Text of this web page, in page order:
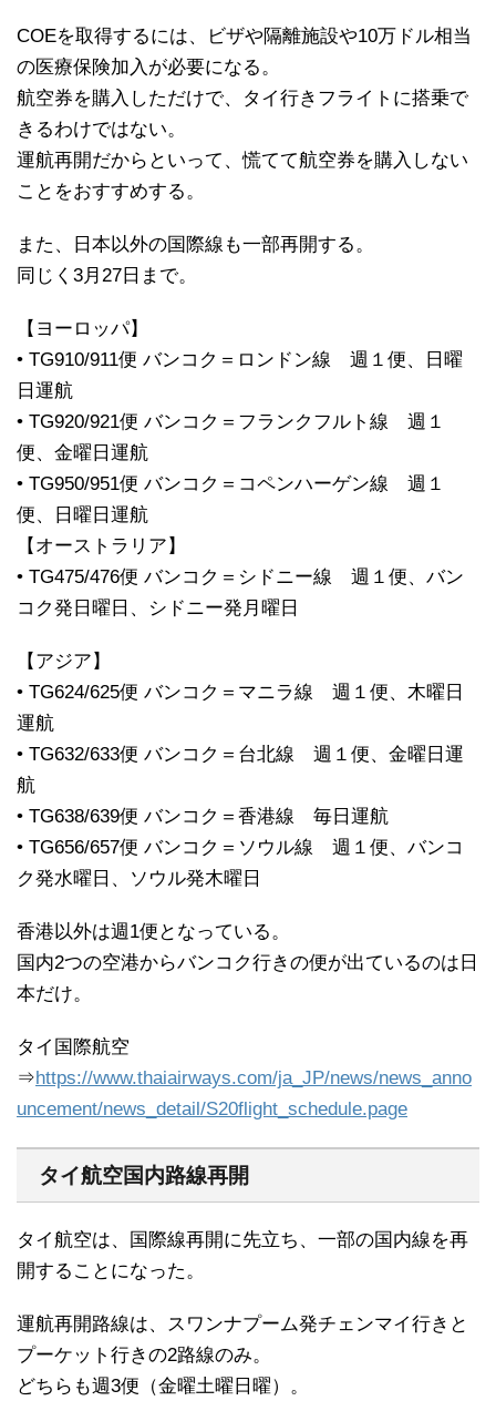
COEを取得するには、ビザや隔離施設や10万ドル相当
の医療保険加入が必要になる。
航空券を購入しただけで、タイ行きフライトに搭乗で
きるわけではない。
運航再開だからといって、慌てて航空券を購入しない
ことをおすすめする。
また、日本以外の国際線も一部再開する。
同じく3月27日まで。
【ヨーロッパ】
• TG910/911便 バンコク＝ロンドン線 週１便、日曜
日運航
• TG920/921便 バンコク＝フランクフルト線 週１
便、金曜日運航
• TG950/951便 バンコク＝コペンハーゲン線 週１
便、日曜日運航
【オーストラリア】
• TG475/476便 バンコク＝シドニー線 週１便、バン
コク発日曜日、シドニー発月曜日
【アジア】
• TG624/625便 バンコク＝マニラ線 週１便、木曜日
運航
• TG632/633便 バンコク＝台北線 週１便、金曜日運
航
• TG638/639便 バンコク＝香港線 毎日運航
• TG656/657便 バンコク＝ソウル線 週１便、バンコ
ク発水曜日、ソウル発木曜日
香港以外は週1便となっている。
国内2つの空港からバンコク行きの便が出ているのは日
本だけ。
タイ国際航空
⇒https://www.thaiairways.com/ja_JP/news/news_anno
uncement/news_detail/S20flight_schedule.page
タイ航空国内路線再開
タイ航空は、国際線再開に先立ち、一部の国内線を再
開することになった。
運航再開路線は、スワンナプーム発チェンマイ行きと
プーケット行きの2路線のみ。
どちらも週3便（金曜土曜日曜）。